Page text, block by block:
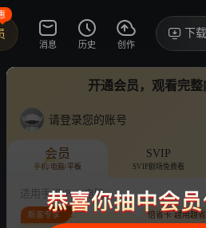
消息 历史 创作
下
讨论·49
一夜新娘 第二季
电视剧 5.0亿次播放 袁昊
开通会员，观看完整
请登录您的账号
会员
手机/电脑/平板
SVIP
SVIP剧场免费看
适用手机/Pad/电脑
新客专享 倍省卡·越用越省